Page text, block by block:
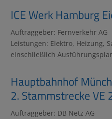
ICE Werk Hamburg
Auftraggeber: Fernverkehr AG
Leistungen: Elektro, Heizung,
einschließlich
Hauptbahnhof
2. Stammstrecke VE
Auftraggeber: DB Netz AG